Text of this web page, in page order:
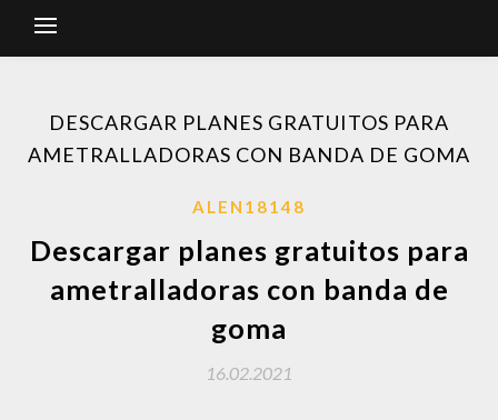
DESCARGAR PLANES GRATUITOS PARA
AMETRALLADORAS CON BANDA DE GOMA
ALEN18148
Descargar planes gratuitos para
ametralladoras con banda de
goma
16.02.2021